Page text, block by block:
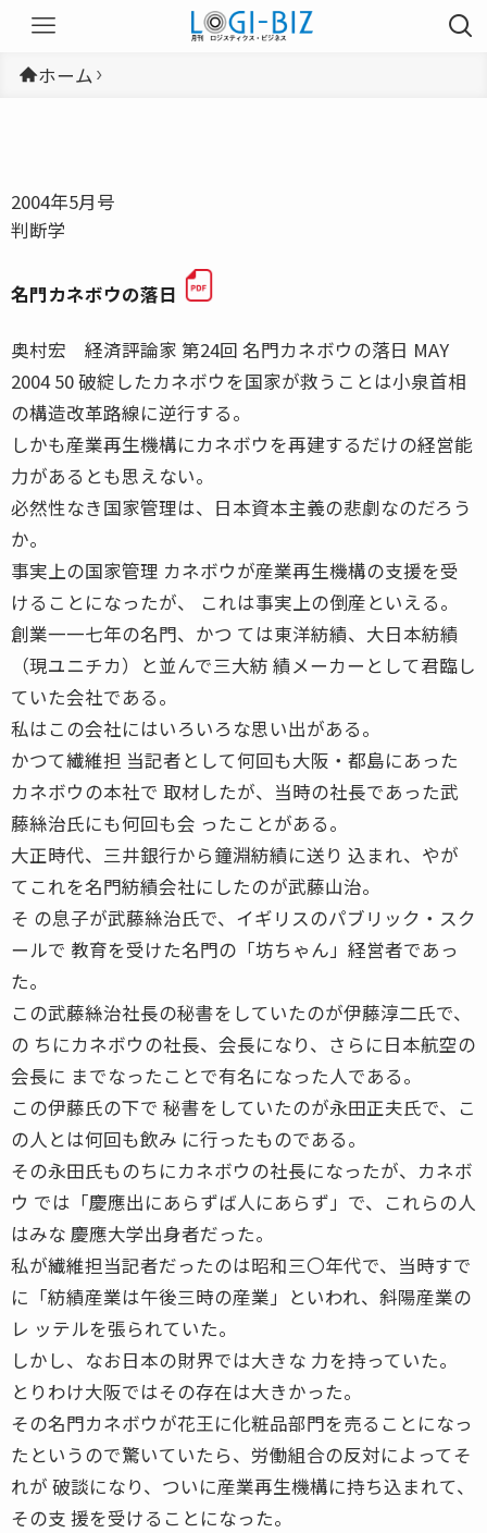
ホーム
2004年5月号
判断学
名門カネボウの落日
奥村宏 経済評論家 第24回 名門カネボウの落日 MAY
2004 50 破綻したカネボウを国家が救うことは小泉首相
の構造改革路線に逆行する。
しかも産業再生機構にカネボウを再建するだけの経営能
力があるとも思えない。
必然性なき国家管理は、日本資本主義の悲劇なのだろう
か。
事実上の国家管理 カネボウが産業再生機構の支援を受
けることになったが、 これは事実上の倒産といえる。
創業一一七年の名門、かつ ては東洋紡績、大日本紡績
（現ユニチカ）と並んで三大紡 績メーカーとして君臨し
ていた会社である。
私はこの会社にはいろいろな思い出がある。
かつて繊維担 当記者として何回も大阪・都島にあった
カネボウの本社で 取材したが、当時の社長であった武
藤絲治氏にも何回も会 ったことがある。
大正時代、三井銀行から鐘淵紡績に送り 込まれ、やが
てこれを名門紡績会社にしたのが武藤山治。
そ の息子が武藤絲治氏で、イギリスのパブリック・スク
ールで 教育を受けた名門の「坊ちゃん」経営者であっ
た。
この武藤絲治社長の秘書をしていたのが伊藤淳二氏で、
の ちにカネボウの社長、会長になり、さらに日本航空の
会長に までなったことで有名になった人である。
この伊藤氏の下で 秘書をしていたのが永田正夫氏で、こ
の人とは何回も飲み に行ったものである。
その永田氏ものちにカネボウの社長になったが、カネボ
ウ では「慶應出にあらずば人にあらず」で、これらの人
はみな 慶應大学出身者だった。
私が繊維担当記者だったのは昭和三〇年代で、当時すで
に「紡績産業は午後三時の産業」といわれ、斜陽産業の
レ ッテルを張られていた。
しかし、なお日本の財界では大きな 力を持っていた。
とりわけ大阪ではその存在は大きかった。
その名門カネボウが花王に化粧品部門を売ることになっ
たというので驚いていたら、労働組合の反対によってそ
れが 破談になり、ついに産業再生機構に持ち込まれて、
その支 援を受けることになった。